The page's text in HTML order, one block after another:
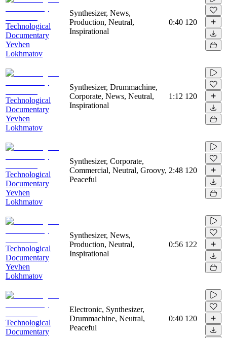
Technological
Documentary
Yevhen
Lokhmatov
Synthesizer, News,
Production, Neutral,
Inspirational
0:40 120
Technological
Documentary
Yevhen
Lokhmatov
Synthesizer, Drummachine,
Corporate, News, Neutral,
Inspirational
1:12 120
Technological
Documentary
Yevhen
Lokhmatov
Synthesizer, Corporate,
Commercial, Neutral, Groovy,
Peaceful
2:48 120
Technological
Documentary
Yevhen
Lokhmatov
Synthesizer, News,
Production, Neutral,
Inspirational
0:56 122
Technological
Documentary
Electronic, Synthesizer,
Drummachine, Neutral,
Peaceful
0:40 120